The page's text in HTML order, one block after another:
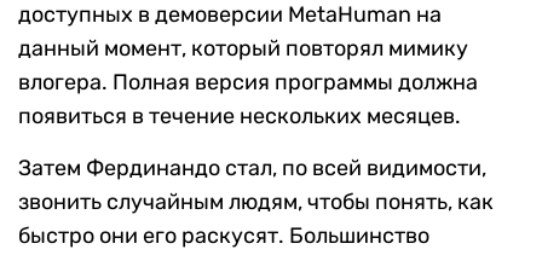
доступных в демоверсии MetaHuman на
данный момент, который повторял мимику
влогера. Полная версия программы должна
появиться в течение нескольких месяцев.
Затем Фердинандо стал, по всей видимости,
звонить случайным людям, чтобы понять, как
быстро они его раскусят. Большинство